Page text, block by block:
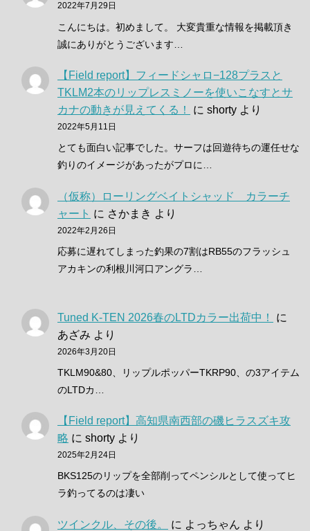
2022年7月29日
こんにちは。初めまして。 大変貴重な情報を掲載頂き
誠にありがとうございます…
【Field report】フィードシャロ−128プラスと
TKLM2本のリップレスミノーを使いこなすとサ
カナの動きが見えてくる！
に shorty より
2022年5月11日
とても面白い記事でした。サーフは回遊待ちの運任せな
釣りのイメージがあったがプロに…
（仮称）ローリングベイトシャッド カラーチ
ャート に さかまき より
2022年2月26日
応募に遅れてしまった釣果の7割はRB55のフラッシュ
アカキンの利根川河口アングラ…
Tuned K-TEN 2026春のLTDカラー出荷中！
に
あざみ より
2026年3月20日
TKLM90&80、リップルポッパーTKRP90、の3アイテム
のLTDカ…
【Field report】高知県南西部の磯ヒラスズキ攻
略 に shorty より
2025年2月24日
BKS125のリップを全部削ってペンシルとして使ってヒ
ラ釣ってるのは凄い
ツインクル、その後。 に よっちゃん より